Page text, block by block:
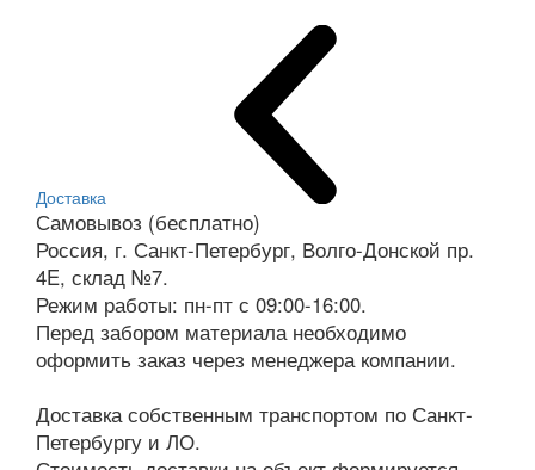
Доставка
Самовывоз (бесплатно)
Россия, г. Санкт-Петербург, Волго-Донской пр.
4E, склад №7.
Режим работы: пн-пт с 09:00-16:00.
Перед забором материала необходимо
оформить заказ через менеджера компании.
Доставка собственным транспортом по Санкт-
Петербургу и ЛО.